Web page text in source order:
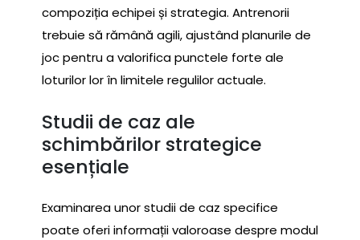
compoziția echipei și strategia. Antrenorii
trebuie să rămână agili, ajustând planurile de
joc pentru a valorifica punctele forte ale
loturilor lor în limitele regulilor actuale.
Studii de caz ale
schimbărilor strategice
esențiale
Examinarea unor studii de caz specifice
poate oferi informații valoroase despre modul